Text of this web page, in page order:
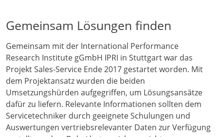
Gemeinsam Lösungen finden
Gemeinsam mit der International Performance
Research Institute gGmbH IPRI in Stuttgart war das
Projekt Sales-Service Ende 2017 gestartet worden. Mit
dem Projektansatz wurden die beiden
Umsetzungshürden aufgegriffen, um Lösungsansätze
dafür zu liefern. Relevante Informationen sollten dem
Servicetechniker durch geeignete Schulungen und
Auswertungen vertriebsrelevanter Daten zur Verfügung